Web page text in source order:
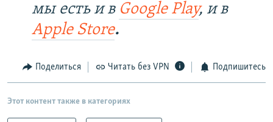
мы есть и в Google Play, и в
Apple Store.
Поделиться Читать без VPN Подпишитесь
Этот контент также в категориях